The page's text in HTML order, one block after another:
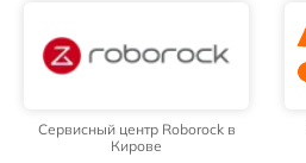
Сервисный центр Roborock в
Кирове